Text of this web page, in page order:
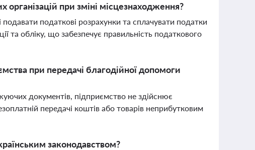
організацій при зміні місцезнаходження?
подавати податкові розрахунки та сплачувати податки
та обліку, що забезпечує правильність податкового
при передачі благодійної допомоги
документів, підприємство не здійснює
передачі коштів або товарів неприбутковим
законодавством?